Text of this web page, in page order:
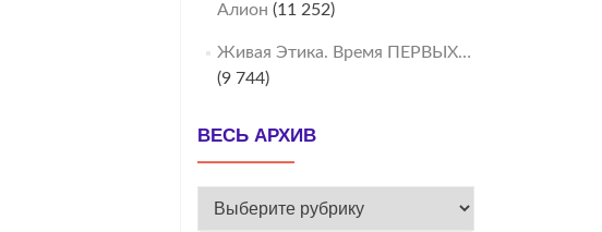
Алион (11 252)
Живая Этика. Время ПЕРВЫХ…
(9 744)
ВЕСЬ АРХИВ
ВЕСЬ